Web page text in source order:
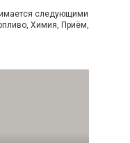
следующими
Химия, Приём,